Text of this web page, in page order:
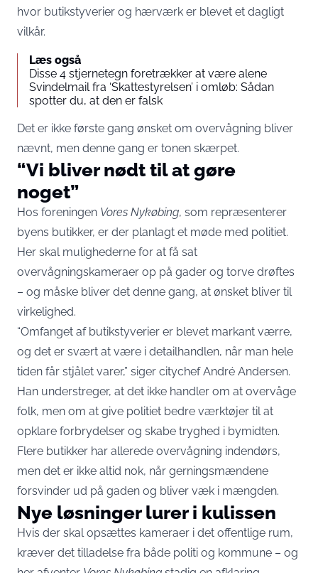
hvor butikstyverier og hærværk er blevet et dagligt
vilkår.
Læs også
Disse 4 stjernetegn foretrækker at være alene
Svindelmail fra ‘Skattestyrelsen’ i omløb: Sådan
spotter du, at den er falsk
Det er ikke første gang ønsket om overvågning bliver
nævnt, men denne gang er tonen skærpet.
“Vi bliver nødt til at gøre
noget”
Hos foreningen Vores Nykøbing, som repræsenterer
byens butikker, er der planlagt et møde med politiet.
Her skal mulighederne for at få sat
overvågningskameraer op på gader og torve drøftes
– og måske bliver det denne gang, at ønsket bliver til
virkelighed.
“Omfanget af butikstyverier er blevet markant værre,
og det er svært at være i detailhandlen, når man hele
tiden får stjålet varer,” siger citychef André Andersen.
Han understreger, at det ikke handler om at overvåge
folk, men om at give politiet bedre værktøjer til at
opklare forbrydelser og skabe tryghed i bymidten.
Flere butikker har allerede overvågning indendørs,
men det er ikke altid nok, når gerningsmændene
forsvinder ud på gaden og bliver væk i mængden.
Nye løsninger lurer i kulissen
Hvis der skal opsættes kameraer i det offentlige rum,
kræver det tilladelse fra både politi og kommune – og